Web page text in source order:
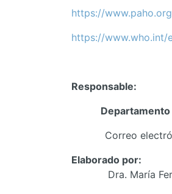
https://
https://www.who.int/
Responsable:
Departamento
Correo
Elaborado por:
Dra. María